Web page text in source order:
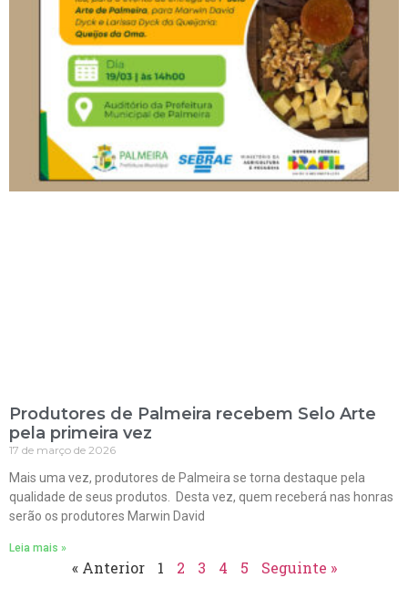
Produtores de Palmeira recebem Selo Arte
pela primeira vez
17 de março de 2026
Mais uma vez, produtores de Palmeira se torna destaque pela
qualidade de seus produtos. Desta vez, quem receberá nas honras
serão os produtores Marwin David
Leia mais »
« Anterior 1 2 3 4 5 Seguinte »